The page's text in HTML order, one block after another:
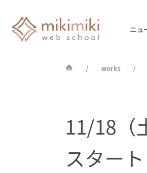
ニュ
works
11/18（
スター